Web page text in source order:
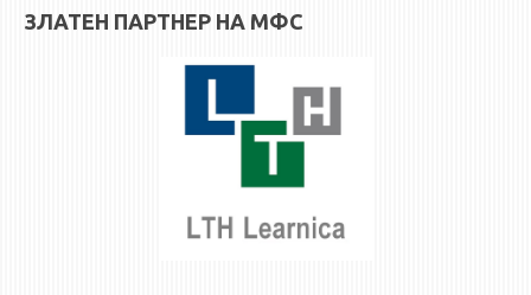
ЗЛАТЕН ПАРТНЕР НА МФС